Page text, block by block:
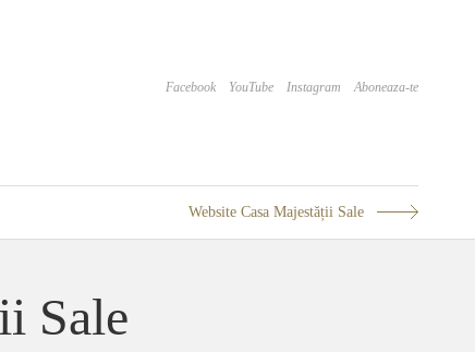
Facebook YouTube Instagram Aboneaza-te
Website Casa Majestății Sale
Sale